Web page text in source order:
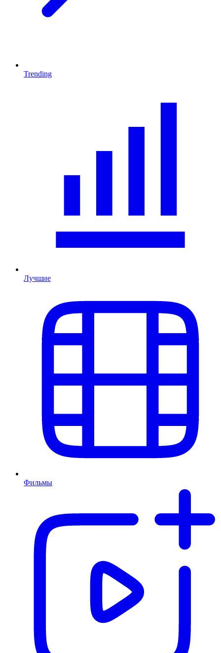
Trending
Лучшие
Фильмы